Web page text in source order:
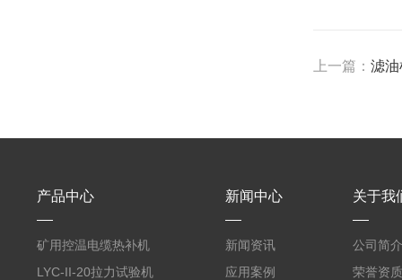
上一篇：滤油
产品中心
矿用控温电缆热补机
LYC-II-20拉力试验机
新闻中心
新闻资讯
应用案例
关于我
公司简介
荣誉资质